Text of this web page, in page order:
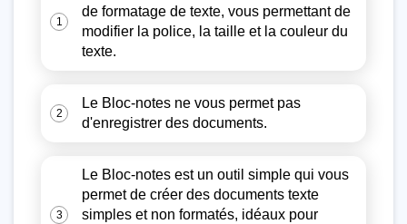
1
de formatage de texte, vous permettant de
modifier la police, la taille et la couleur du
texte.
2
Le Bloc-notes ne vous permet pas
d'enregistrer des documents.
3
Le Bloc-notes est un outil simple qui vous
permet de créer des documents texte
simples et non formatés, idéaux pour